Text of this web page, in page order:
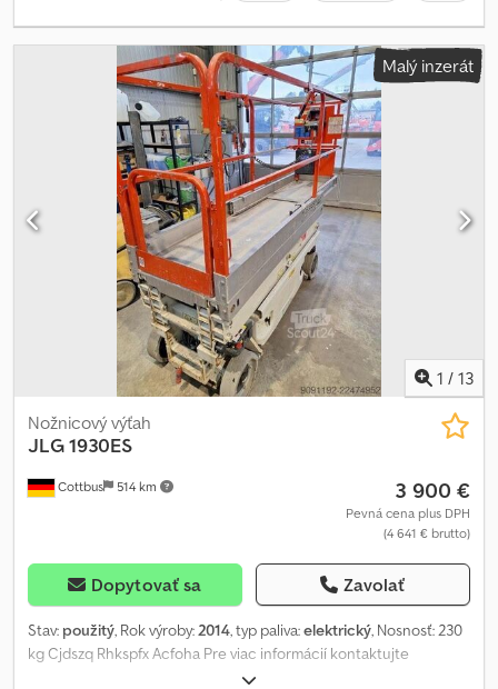
Malý inzerát
1 / 13
Cottbus 514 km
Nožnicový výťah
JLG1930ES
3 900 €
Pevná cena plus DPH
(4 641 € brutto)
Dopytovať sa Zavolať
Stav: použitý, Rok výroby:2014, typ paliva:elektrický, Nosnosť: 230
kg Cjdszq Rhkspfx Acfoha Pre viac informácií kontaktujte